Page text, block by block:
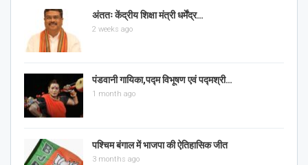
अंततः केंद्रीय शिक्षा मंत्री धर्मेंद्र…
2 weeks ago
पंडवानी गायिका,पद्म विभूषण एवं पद्मश्री…
1 month ago
पश्चिम बंगाल में भाजपा की ऐतिहासिक जीत
3 months ago